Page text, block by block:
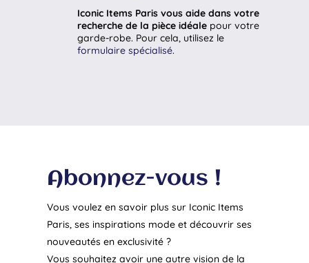
Iconic Items Paris vous aide dans votre
recherche de la pièce idéalepour votre
garde-robe. Pour cela, utilisez le
formulaire spécialisé.
Abonnez-vous !
Vous voulez en savoir plus sur Iconic Items
Paris, ses inspirations mode et découvrir ses
nouveautés en exclusivité ?
Vous souhaitez avoir une autre vision de la